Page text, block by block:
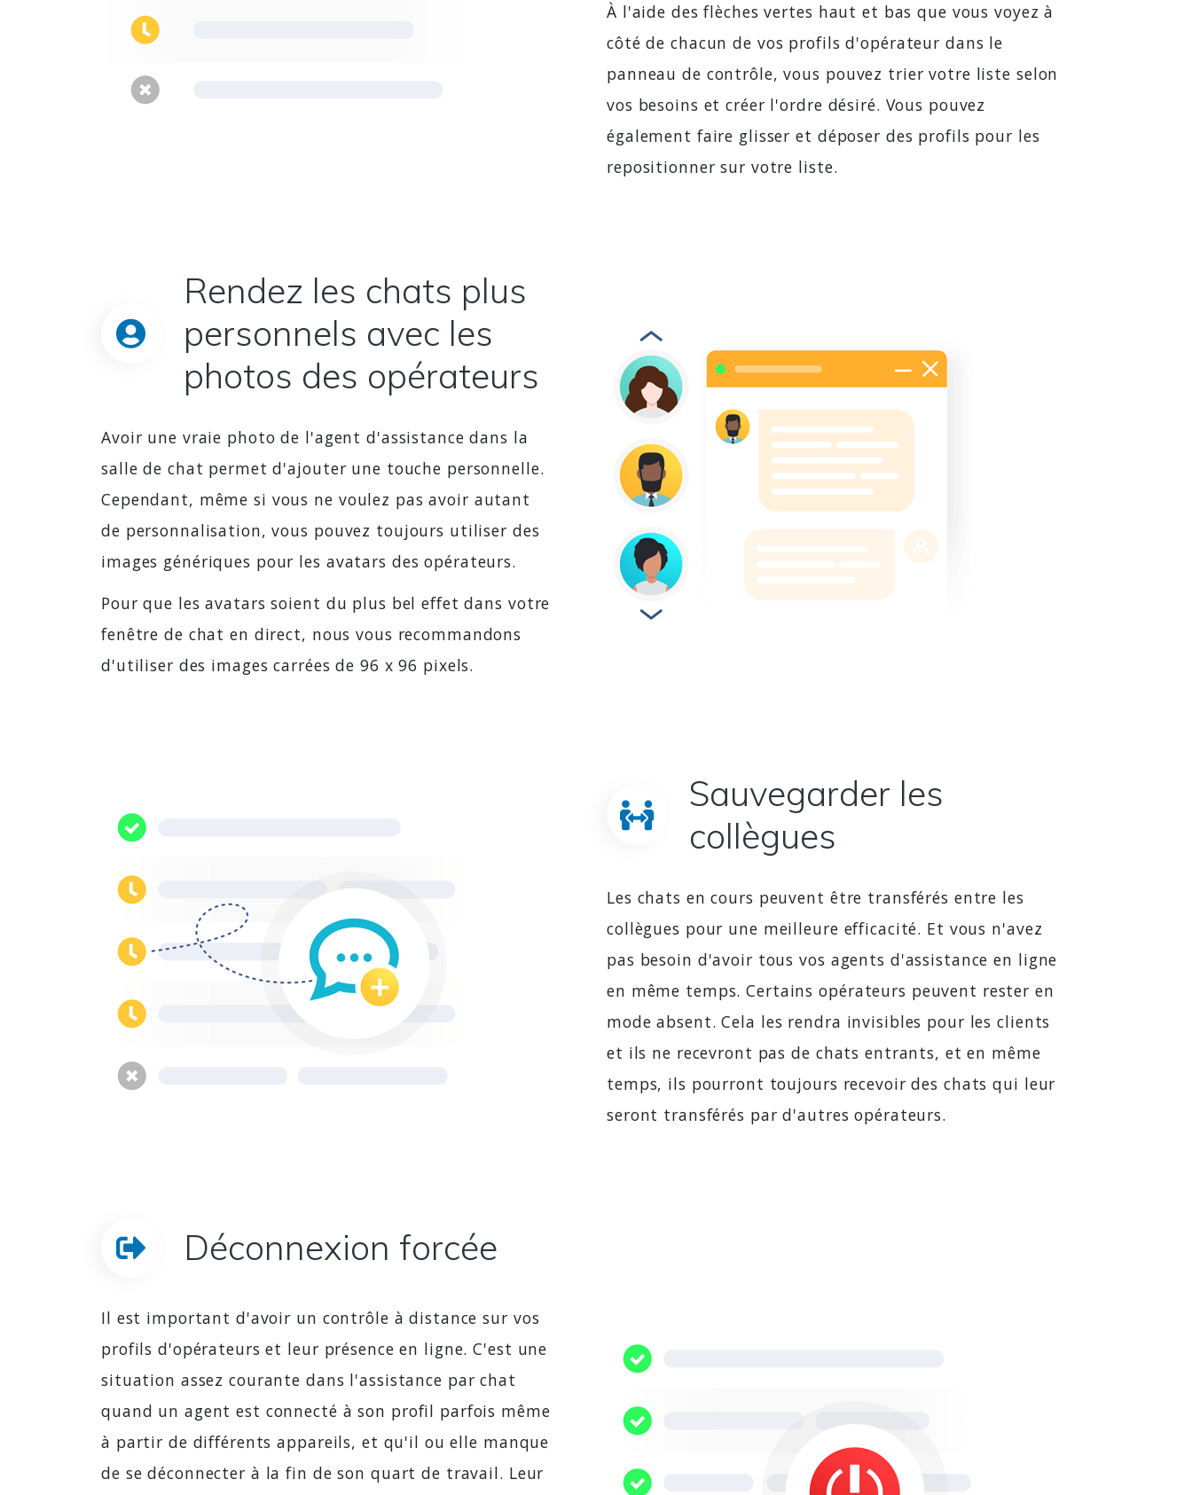
À l'aide des flèches vertes haut et bas que vous voyez à
côté de chacun de vos profils d'opérateur dans le
panneau de contrôle, vous pouvez trier votre liste selon
vos besoins et créer l'ordre désiré. Vous pouvez
également faire glisser et déposer des profils pour les
repositionner sur votre liste.
Rendez les chats plus
personnels avec les
photos des opérateurs
Avoir une vraie photo de l'agent d'assistance dans la
salle de chat permet d'ajouter une touche personnelle.
Cependant, même si vous ne voulez pas avoir autant
de personnalisation, vous pouvez toujours utiliser des
images génériques pour les avatars des opérateurs.
Pour que les avatars soient du plus bel effet dans votre
fenêtre de chat en direct, nous vous recommandons
d'utiliser des images carrées de 96 x 96 pixels.
Sauvegarder les
collègues
Les chats en cours peuvent être transférés entre les
collègues pour une meilleure efficacité. Et vous n'avez
pas besoin d'avoir tous vos agents d'assistance en ligne
en même temps. Certains opérateurs peuvent rester en
mode absent. Cela les rendra invisibles pour les clients
et ils ne recevront pas de chats entrants, et en même
temps, ils pourront toujours recevoir des chats qui leur
seront transférés par d'autres opérateurs.
Déconnexion forcée
Il est important d'avoir un contrôle à distance sur vos
profils d'opérateurs et leur présence en ligne. C'est une
situation assez courante dans l'assistance par chat
quand un agent est connecté à son profil parfois même
à partir de différents appareils, et qu'il ou elle manque
de se déconnecter à la fin de son quart de travail. Leur